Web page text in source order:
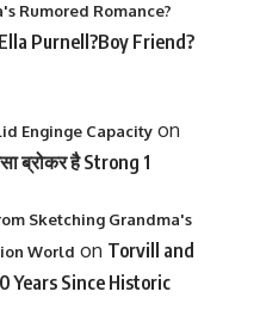
Rumored Romance?
Purnell?Boy Friend?
Enginge Capacityon
ब्रोकर है Strong 1
Sketching Grandma's
World on Torvill and
Years Since Historic